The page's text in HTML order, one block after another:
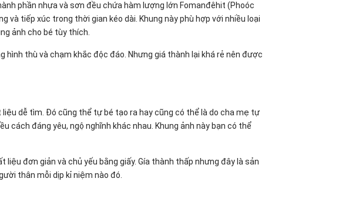
phần nhựa và sơn đều chứa hàm lượng lớn Fomanđêhit (Phoóc
và tiếp xúc trong thời gian kéo dài. Khung này phù hợp với nhiều loại
ảnh cho bé tùy thích.
hình thù và chạm khắc độc đáo. Nhưng giá thành lại khá rẻ nên được
dễ tìm. Đó cũng thể tự bé tạo ra hay cũng có thể là do cha mẹ tự
cách đáng yêu, ngộ nghĩnh khác nhau. Khung ảnh này bạn có thể
liệu đơn giản và chủ yếu bằng giấy. Gía thành thấp nhưng đây là sản
thân mỗi dịp kỉ niệm nào đó.